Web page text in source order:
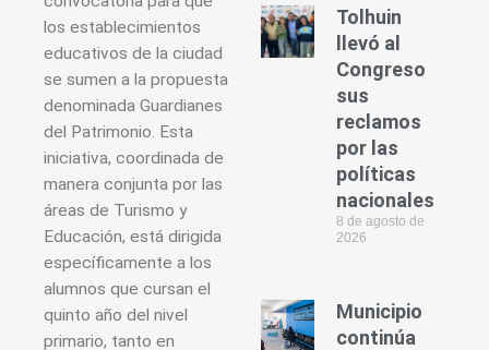
los establecimientos
educativos de la ciudad
se sumen a la propuesta
denominada Guardianes
del Patrimonio. Esta
iniciativa, coordinada de
manera conjunta por las
áreas de Turismo y
Educación, está dirigida
específicamente a los
alumnos que cursan el
quinto año del nivel
primario, tanto en
Tolhuin
llevó al
Congreso
sus
reclamos
por las
políticas
nacionales
8 de agosto de
2026
Municipio
continúa